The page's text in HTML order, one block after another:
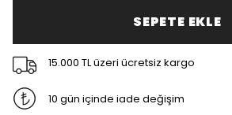
SEPETE EKLE
15.000 TL üzeri ücretsiz kargo
10 gün içinde iade değişim